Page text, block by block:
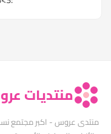
منتديات
منتدى عروس - اكبر مجتمع